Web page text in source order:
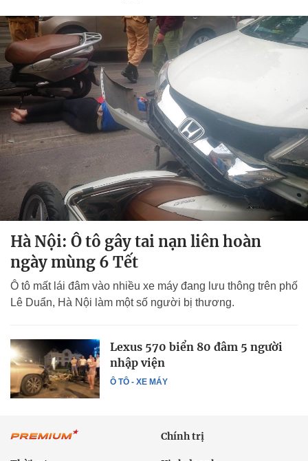
Hà Nội: Ô tô gây tai nạn liên hoàn
ngày mùng 6 Tết
Ô tô mất lái đâm vào nhiều xe máy đang lưu thông trên phố
Lê Duẩn, Hà Nội làm một số người bị thương.
Ô TÔ - XE MÁY
Lexus 570 biển 80 đâm 5 người
nhập viện
Chính trị